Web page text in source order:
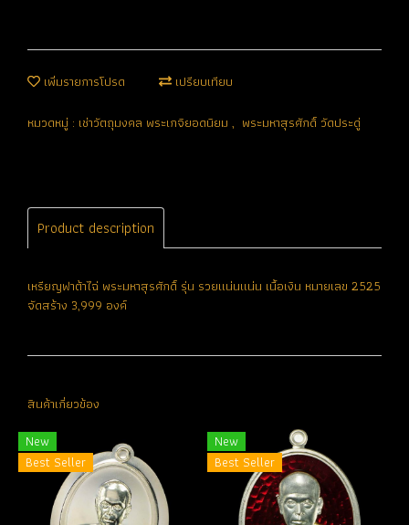
เพิ่มรายการโปรด เปรียบเทียบ
หมวดหมู่ : เช่าวัตถุมงคล พระเกจิยอดนิยม , พระมหาสุรศักดิ์ วัดประดู่
Product description
เหรียญฟาต้าไฉ่ พระมหาสุรศักดิ์ รุ่น รวยแน่นแน่น เนื้อเงิน หมายเลข 2525
จัดสร้าง 3,999 องค์
สินค้าเกี่ยวข้อง
New
Best Seller
New
Best Seller